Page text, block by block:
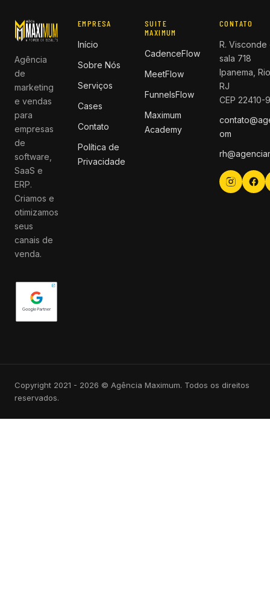
Agência
de
marketing
e vendas
para
empresas
de
software,
SaaS e
ERP.
Criamos e
otimizamos
seus
canais de
venda.
EMPRESA
Início
Sobre Nós
Serviços
Cases
Contato
Política de
Privacidade
SUITE
MAXIMUM
CadenceFlow
MeetFlow
FunnelsFlow
Maximum
Academy
CONTATO
R.
sala 718
Ipanema,
RJ
CEP 22410-
om
Copyright 2021 - 2026 © Agência Maximum. Todos os direitos
reservados.